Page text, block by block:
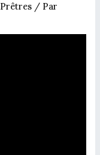
Prêtres / Par